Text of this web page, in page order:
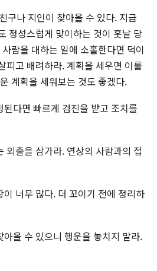
구나 지인이 찾아올 수 있다. 지금
정성스럽게 맞이하는 것이 훗날 당
람을 대하는 일에 소홀한다면 덕이
피고 배려하라. 계획을 세우면 이룰
계획을 세워보는 것도 좋겠다.
다면 빠르게 검진을 받고 조치를
외출을 삼가라. 연상의 사람과의 접
너무 많다. 더 꼬이기 전에 정리하
올 수 있으니 행운을 놓치지 말라.